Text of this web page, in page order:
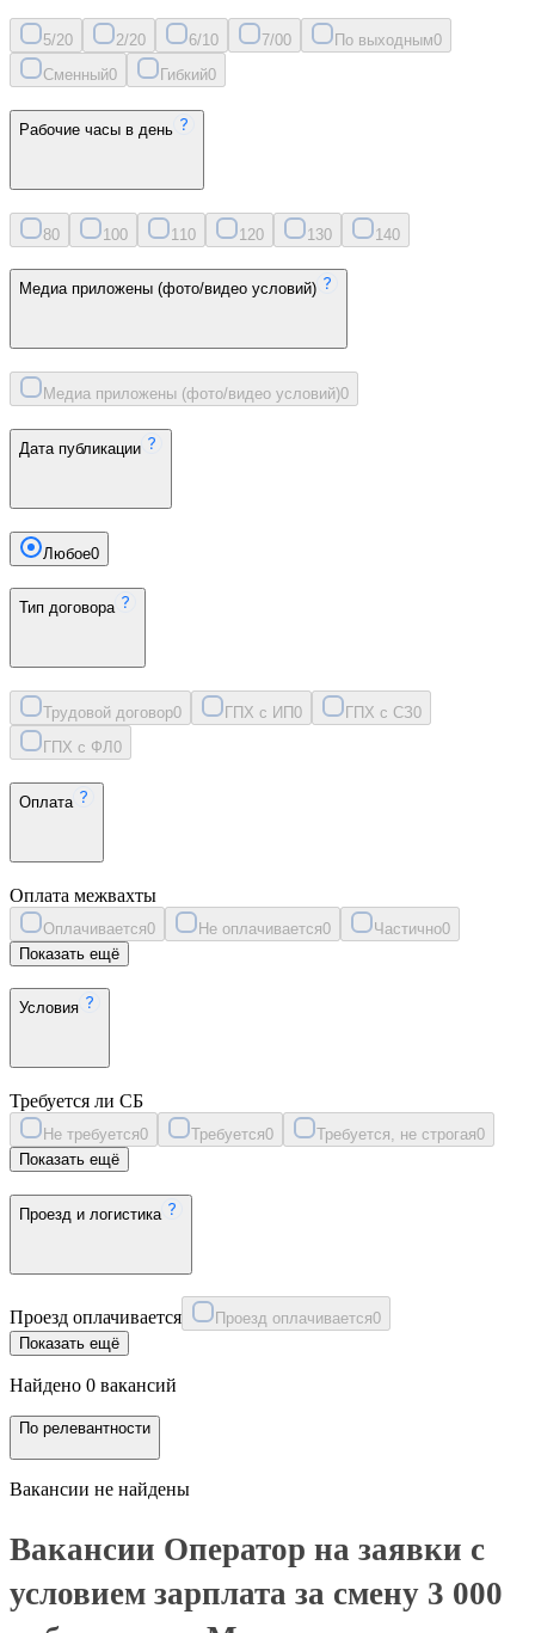
5/20 2/20 6/10 7/00 По выходным0
Сменный0 Гибкий0
Рабочие часы в день
80 100 11 0 120 130 140
Медиа приложены (фото/видео условий)
Медиа приложены (фото/видео условий)0
Дата публикации
Любое0
Тип договора
Трудовой договор0 ГПХ с ИП0 ГПХ с СЗ0
ГПХ с ФЛ 0
Оплата
Оплата межвахты
Оплачивается0 Не оплачивается0 Частично0
Показать ещё
Условия
Требуется ли СБ
Не требуется0 Требуется0 Требуется, не строгая0
Показать ещё
Проезд и логистика
Проезд оплачивается Проезд оплачивается0
Показать ещё
Найдено 0 вакансий
По релевантности
Вакансии не найдены
Вакансии Оператор на заявки с
условием зарплата за смену 3 000